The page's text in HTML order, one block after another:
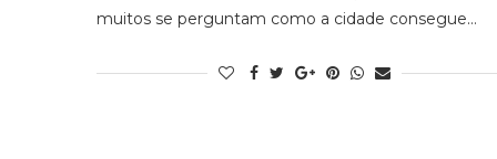
muitos se perguntam como a cidade consegue…